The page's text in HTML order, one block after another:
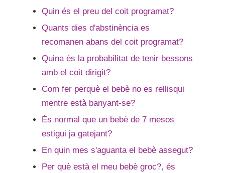
Quin és el preu del coit programat?
Quants dies d'abstinència es
recomanen abans del coit programat?
Quina és la probabilitat de tenir bessons
amb el coit dirigit?
Com fer perquè el bebè no es rellisqui
mentre està banyant-se?
És normal que un bebè de 7 mesos
estigui ja gatejant?
En quin mes s'aguanta el bebè assegut?
Per què està el meu bebè groc?, és